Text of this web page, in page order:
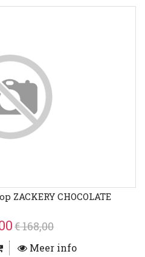
ZACKERY CHOCOLATE
€ 168,00
Meer info